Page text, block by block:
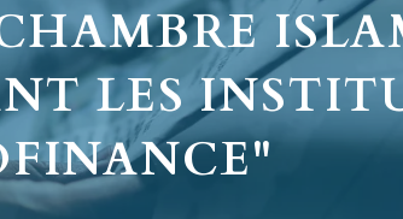
LES